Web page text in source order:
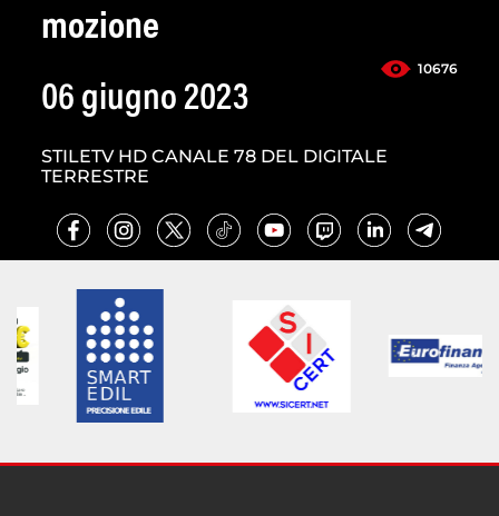
mozione
10676
06 giugno 2023
STILETV HD CANALE 78 DEL DIGITALE
TERRESTRE